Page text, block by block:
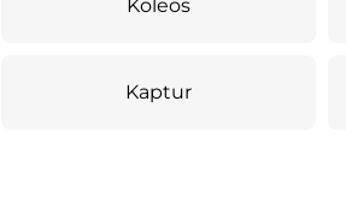
Koleos
Kaptur